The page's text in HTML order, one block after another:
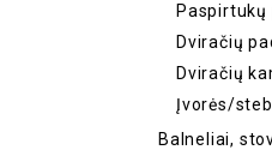
Paspirtukų
Dviračių
Dviračių
Įvorės/
Balneliai,